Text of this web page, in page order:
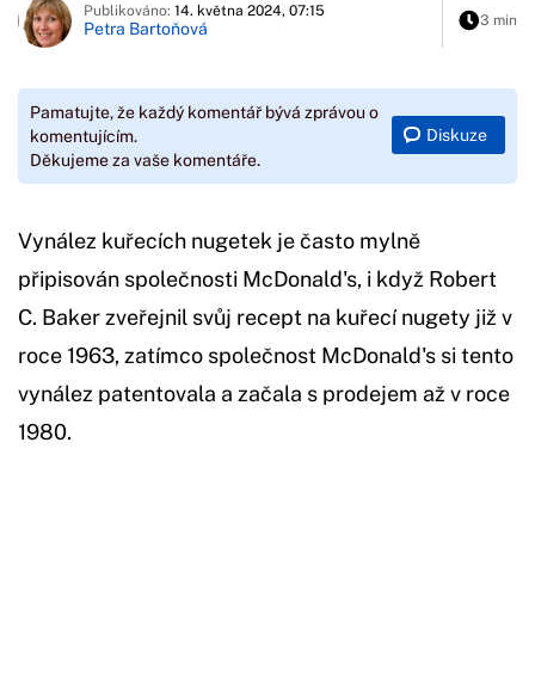
Publikováno: 14. května 2024, 07:15
Petra Bartoňová 3 min
Pamatujte, že každý komentář bývá zprávou o
komentujícím.
Děkujeme za vaše komentáře.
Diskuze
Vynález kuřecích nugetek je často mylně
připisován společnosti McDonald's, i když Robert
C. Baker zveřejnil svůj recept na kuřecí nugety již v
roce 1963, zatímco společnost McDonald's si tento
vynález patentovala a začala s prodejem až v roce
1980.